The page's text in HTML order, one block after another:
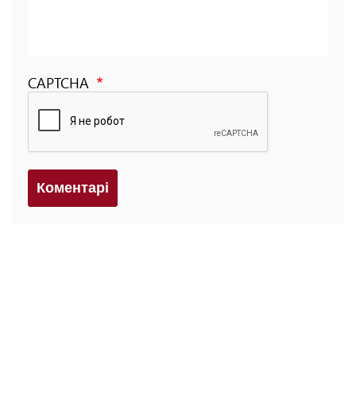
CAPTCHA
Коментарi